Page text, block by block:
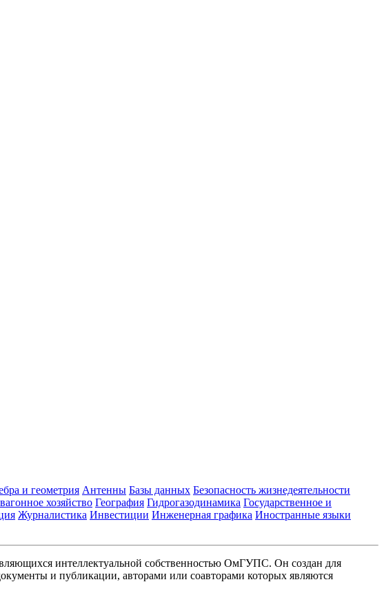
и геометрия Антенны Базы данных Безопасность жизнедеятельности
хозяйство География Гидрогазодинамика Государственное и
Журналистика Инвестиции Инженерная графика Иностранные языки
интеллектуальной собственностью ОмГУПС. Он создан для
и публикации, авторами или соавторами которых являются